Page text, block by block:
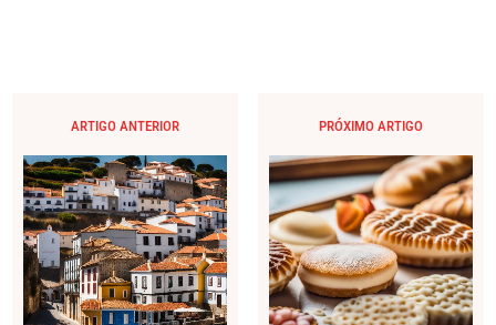
ARTIGO ANTERIOR PRÓXIMO ARTIGO